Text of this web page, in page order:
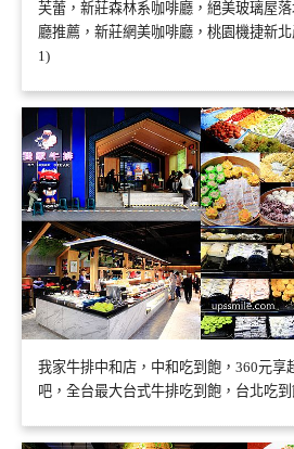
芙蕾，新莊森林系咖啡廳，絕美玻璃屋
廳推薦，新莊網美咖啡廳，桃園機捷新
1)
我家牛排中和店，中和吃到飽，360元享
吧，全台最大台式牛排吃到飽，台北吃